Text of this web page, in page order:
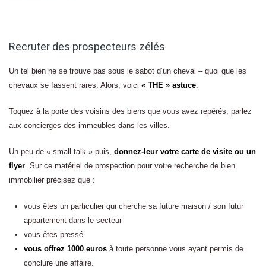
Recruter des prospecteurs zélés
Un tel bien ne se trouve pas sous le sabot d’un cheval – quoi que les
chevaux se fassent rares. Alors, voici « THE » astuce.
Toquez à la porte des voisins des biens que vous avez repérés, parlez
aux concierges des immeubles dans les villes.
Un peu de « small talk » puis, donnez-leur votre carte de visite ou un
flyer. Sur ce matériel de prospection pour votre recherche de bien
immobilier précisez que :
vous êtes un particulier qui cherche sa future maison / son futur
appartement dans le secteur
vous êtes pressé
vous offrez 1000 euros à toute personne vous ayant permis de
conclure une affaire.